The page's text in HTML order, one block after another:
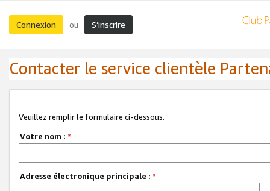
Connexion ou S’inscrire
Contacter le service clientèle
Veuillez remplir le formulaire ci-dessous.
Votre nom : *
Adresse électronique principale : *